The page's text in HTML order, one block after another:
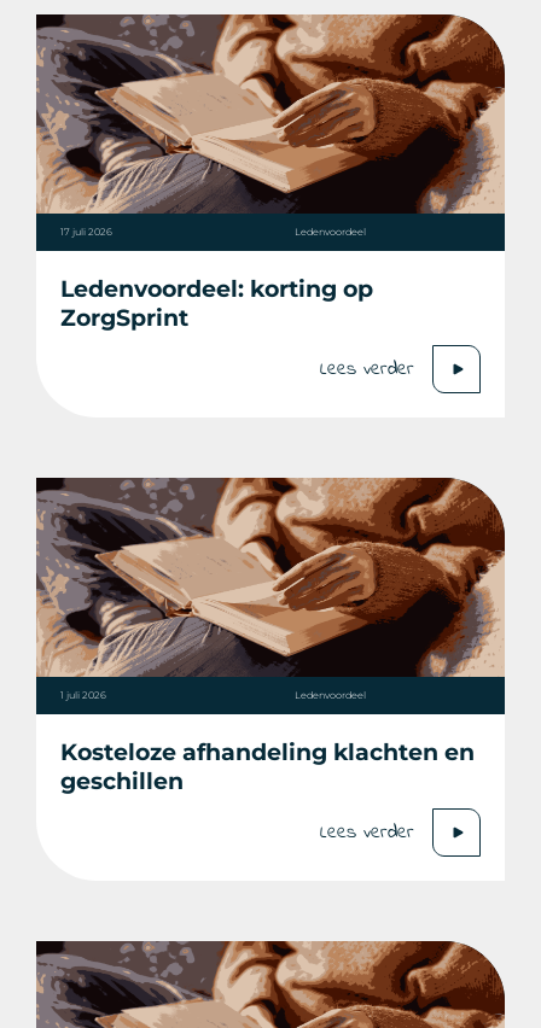
17 juli 2026 Ledenvoordeel
Ledenvoordeel: korting op
ZorgSprint
Lees verder
1 juli 2026 Ledenvoordeel
Kosteloze afhandeling klachten en
geschillen
Lees verder